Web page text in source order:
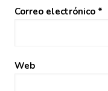
Correo electrónico *
Web